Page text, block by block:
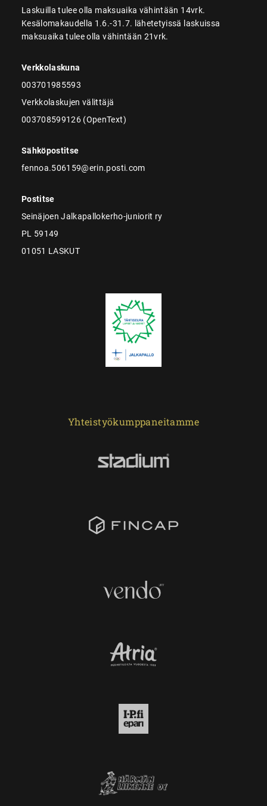
Laskuilla tulee olla maksuaika vähintään 14vrk.
Kesälomakaudella 1.6.-31.7. lähetetyissä laskuissa
maksuaika tulee olla vähintään 21vrk.
Verkkolaskuna
003701985593
Verkkolaskujen välittäjä
003708599126 (OpenText)
Sähköpostitse
fennoa.506159@erin.posti.com
Postitse
Seinäjoen Jalkapallokerho-juniorit ry
PL 59149
01051 LASKUT
Yhteistyökumppaneitamme